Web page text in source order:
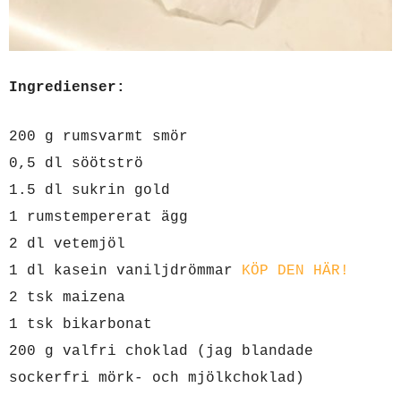
Ingredienser:
200 g rumsvarmt smör
0,5 dl söötströ
1.5 dl sukrin gold
1 rumstempererat ägg
2 dl vetemjöl
1 dl kasein vaniljdrömmar
KÖP DEN HÄR!
2 tsk maizena
1 tsk bikarbonat
200 g valfri choklad (jag blandade
sockerfri mörk- och mjölkchoklad)